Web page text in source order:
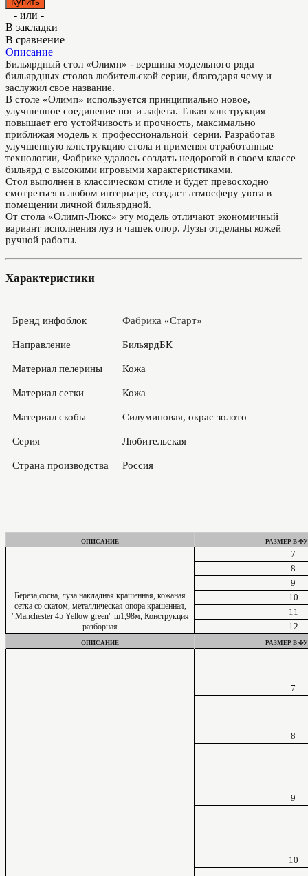
- или -
В закладки
В сравнение
Описание
Бильярдный стол «Олимп» - вершина модельного ряда
бильярдных столов любительской серии, благодаря чему и
заслужил свое название.
В столе «Олимп» используется принципиально новое,
улучшенное соединение ног и лафета. Такая конструкция
повышает его устойчивость и прочность, максимально
приближая модель к профессиональной серии. Разработав
улучшенную конструкцию стола и применяя отработанные
технологии, Фабрике удалось создать недорогой в своем классе
бильярд с высокими игровыми характеристиками.
Стол выполнен в классическом стиле и будет превосходно
смотреться в любом интерьере, создаст атмосферу уюта в
помещении личной бильярдной.
От стола «Олимп-Люкс» эту модель отличают экономичный
вариант исполнения луз и чашек опор. Лузы отделаны кожей
ручной работы.
Характеристики
Бренд инфоблок Фабрика «Старт»
Направление БильярдБК
Материал пелерины Кожа
Материал сетки Кожа
Материал скобы Силуминовая, окрас золото
Серия Любительская
Страна производства Россия
ОПИСАНИЕ РАЗМЕР В
Береза,сосна, луза накладная крашенная, кожаная
сетка со скатом, металлическая опора крашенная,
"Manchester 45 Yellow green" ш1,98м, Конструкция
разборная
7
8
9
10
11
12
ОПИСАНИЕ РАЗМЕР В
7
8
9
10